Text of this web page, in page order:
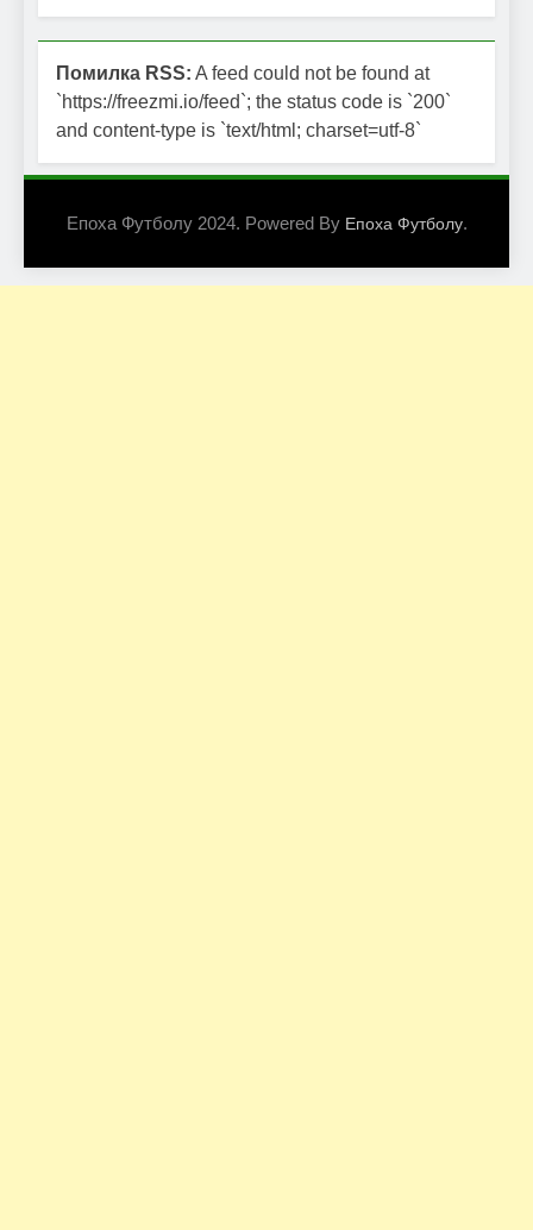
Помилка RSS: A feed could not be found at
`https://freezmi.io/feed`; the status code is `200`
and content-type is `text/html; charset=utf-8`
Епоха Футболу 2024. Powered By Епоха Футболу.